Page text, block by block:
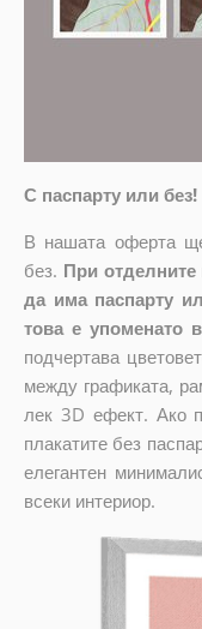
С паспарту или без!
В нашата оферта
без. При
да има паспарту
това е упоменато
подчертава
между графиката,
лек 3D ефект. Ако
плакатите без
елегантен
всеки интериор.